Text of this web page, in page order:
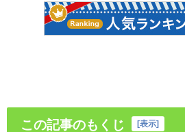
この記事のもくじ [表示]